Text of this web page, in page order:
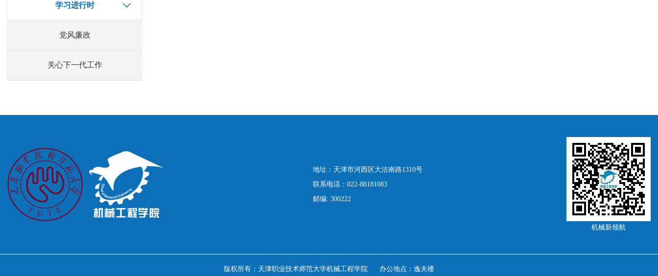
学习进行时
党风廉政
关心下一代工作
地址：天津市河西区大沽南路1310号
联系电话 ：022-88181083
邮编: 300222
机械新领航
版权所有：天津职业技术师范大学机械工程学院 办公地点：逸夫楼